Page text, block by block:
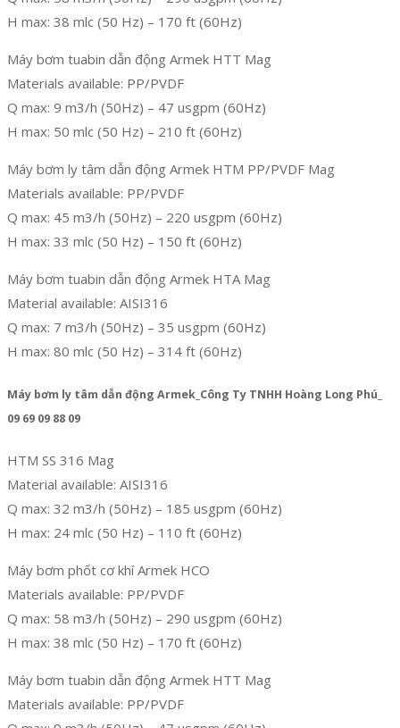
H max: 38 mlc (50 Hz) – 170 ft (60Hz)
Máy bơm tuabin dẫn động Armek HTT Mag
Materials available: PP/PVDF
Q max: 9 m3/h (50Hz) – 47 usgpm (60Hz)
H max: 50 mlc (50 Hz) – 210 ft (60Hz)
Máy bơm ly tâm dẫn động Armek HTM PP/PVDF Mag
Materials available: PP/PVDF
Q max: 45 m3/h (50Hz) – 220 usgpm (60Hz)
H max: 33 mlc (50 Hz) – 150 ft (60Hz)
Máy bơm tuabin dẫn động Armek HTA Mag
Material available: AISI316
Q max: 7 m3/h (50Hz) – 35 usgpm (60Hz)
H max: 80 mlc (50 Hz) – 314 ft (60Hz)
Máy bơm ly tâm dẫn động Armek_Công Ty TNHH Hoàng Long Phú_
09 69 09 88 09
HTM SS 316 Mag
Material available: AISI316
Q max: 32 m3/h (50Hz) – 185 usgpm (60Hz)
H max: 24 mlc (50 Hz) – 110 ft (60Hz)
Máy bơm phốt cơ khí Armek HCO
Materials available: PP/PVDF
Q max: 58 m3/h (50Hz) – 290 usgpm (60Hz)
H max: 38 mlc (50 Hz) – 170 ft (60Hz)
Máy bơm tuabin dẫn động Armek HTT Mag
Materials available: PP/PVDF